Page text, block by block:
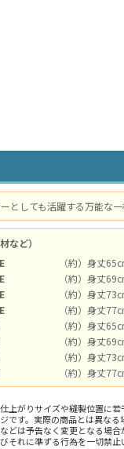
としても活躍する万能な一
など）
（約）身丈
（約）身丈
（約）身丈
（約）身丈
（約）身丈
（約）身丈
（約）身丈
（約）身丈
上がりサイズや縫製位置に若
です。実際の商品とは異なる
どは予告なく変更となる場合
それに準ずる行為を一切禁止